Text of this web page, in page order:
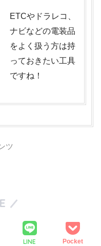
ETCやドラレコ、
ナビなどの電装品
をよく扱う方は持
っておきたい工具
ですね！
ツ
LINE Pocket